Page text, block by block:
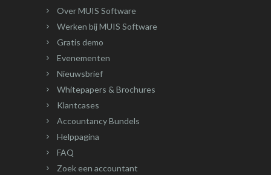
Over MUIS Software
Werken bij MUIS Software
Gratis demo
Evenementen
Nieuwsbrief
Whitepapers & Brochures
Klantcases
Accountancy Bundels
Helppagina
FAQ
Zoek een accountant